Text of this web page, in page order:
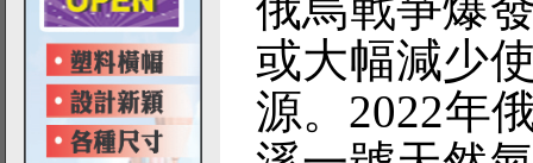
或大幅減少
源。2022年